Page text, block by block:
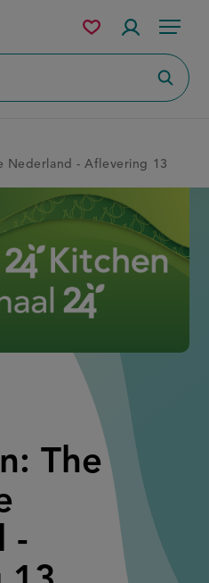
Menu
Mijn
bewaarde
Nederland - Aflevering 13
The
-